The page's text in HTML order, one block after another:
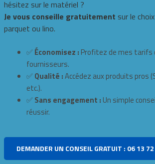
hésitez sur le matériel ?
Je vous conseille gratuitement sur le
parquet ou lino.
✅ Économisez : Profitez de mes tarifs
fournisseurs.
✅ Qualité :Accédez aux produits pros
etc.).
✅ Sans engagement : Un simple
réussir.
DEMANDER UN CONSEIL GRATUIT : 06 13